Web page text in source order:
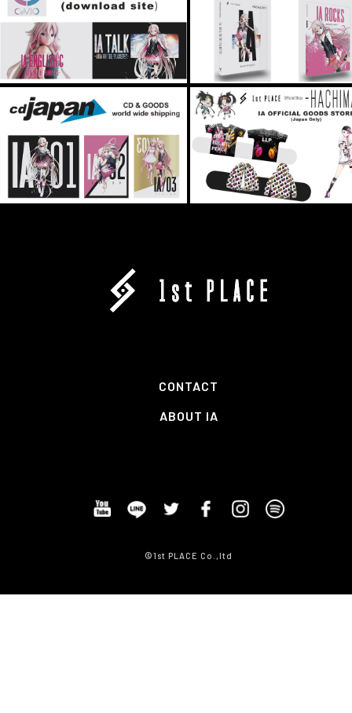
CONTACT
ABOUT IA
©1st PLACE Co.,ltd